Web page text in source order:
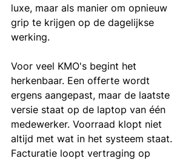
luxe, maar als manier om opnieuw
grip te krijgen op de dagelijkse
werking.
Voor veel KMO's begint het
herkenbaar. Een offerte wordt
ergens aangepast, maar de laatste
versie staat op de laptop van één
medewerker. Voorraad klopt niet
altijd met wat in het systeem staat.
Facturatie loopt vertraging op